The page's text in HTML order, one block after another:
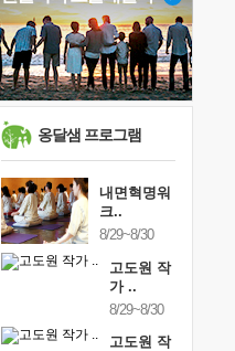
극심한 변비, 어깨결림, 수면 장애
아픈 아버지를 위한 공간 설계
슬럼프
보고 싶은 어머니
유년 시절의 부산 영도 바다
못된 꼰대들
#친구
#명상
#희망
#비전캠프
#사람
#바이러스
옹달샘 프로그램
내면혁명워
크..
8/29~8/30
고도원 작
가 ..
8/29~8/30
고도원 작